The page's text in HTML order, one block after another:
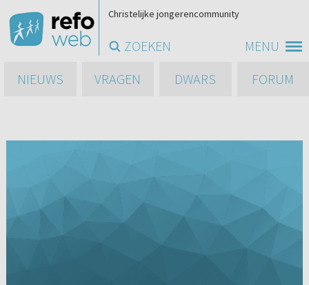
MENU
Christelijke jongerencommunity
ZOEKEN
NIEUWS
VRAGEN DWARS FORUM